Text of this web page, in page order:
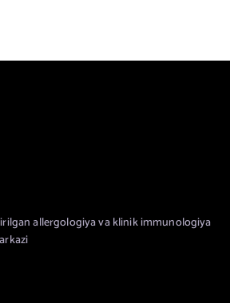
allergologiya va klinik immunologiya